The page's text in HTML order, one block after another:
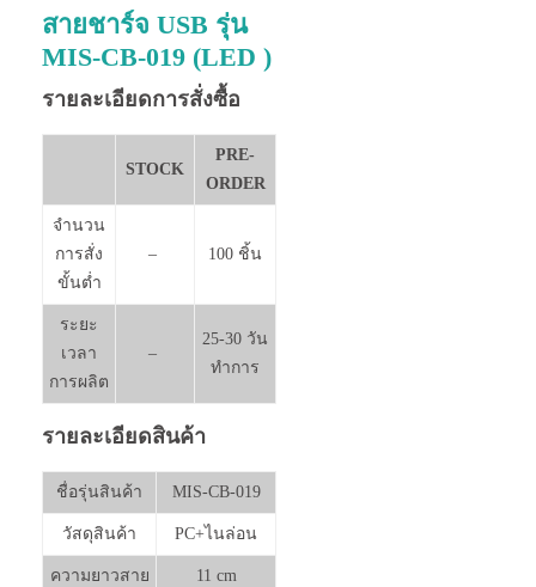
สายชาร์จ USB รุ่น
MIS-CB-019 (LED )
รายละเอียดการสั่งซื้อ
STOCK
PRE-
ORDER
จำนวน
การสั่ง
ขั้นต่ำ
– 100 ชิ้น
ระยะ
เวลา
การผลิต
–
25-30 วัน
ทำการ
รายละเอียดสินค้า
ชื่อรุ่นสินค้า MIS-CB-019
วัสดุสินค้า PC+ไนล่อน
ความยาวสาย 11 cm